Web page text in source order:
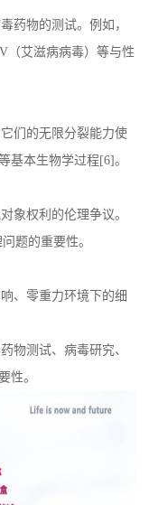
药物的测试。例如，
（艾滋病病毒）等与性
们的无限分裂能力使
基本生物学过程[6]。
象权利的伦理争议。
题的重要性。
、零重力环境下的细
物测试、病毒研究、
性。